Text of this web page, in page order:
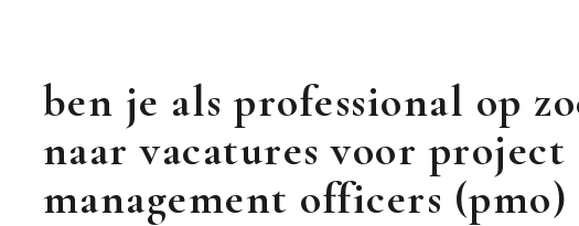
ben je als professional op
naar vacatures voor project
management officers (pmo)